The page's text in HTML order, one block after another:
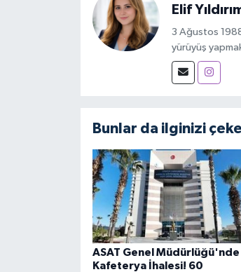
Elif
3 Ağustos
yürüyüş
Bunlar da ilginizi
ASAT Genel Müdürlüğü'nde
Kafeterya İhalesi! 60